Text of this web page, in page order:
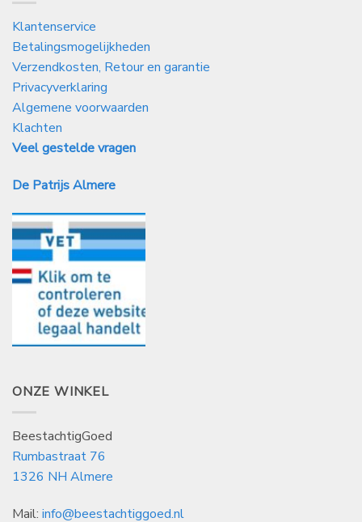
Klantenservice
Betalingsmogelijkheden
Verzendkosten, Retour en garantie
Privacyverklaring
Algemene voorwaarden
Klachten
Veel gestelde vragen
De Patrijs Almere
ONZE WINKEL
BeestachtigGoed
Rumbastraat 76
1326 NH Almere
Mail: info@beestachtiggoed.nl